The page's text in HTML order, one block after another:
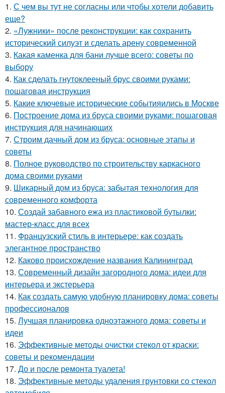
1. С чем вы тут не согласны или чтобы хотели добавить
еще?
2. «Лужники» после реконструкции: как сохранить
исторический силуэт и сделать арену современной
3. Какая каменка для бани лучше всего: советы по
выбору
4. Как сделать гнутоклееный брус своими руками:
пошаговая инструкция
5. Какие ключевые исторические событияились в Москве
6. Построение дома из бруса своими руками: пошаговая
инструкция для начинающих
7. Строим дачный дом из бруса: основные этапы и
советы
8. Полное руководство по строительству каркасного
дома своими руками
9. Шикарный дом из бруса: забытая технология для
современного комфорта
10. Создай забавного ежа из пластиковой бутылки:
мастер-класс для всех
11. Французский стиль в интерьере: как создать
элегантное пространство
12. Каково происхождение названия Калининград
13. Современный дизайн загородного дома: идеи для
интерьера и экстерьера
14. Как создать самую удобную планировку дома: советы
профессионалов
15. Лучшая планировка одноэтажного дома: советы и
идеи
16. Эффективные методы очистки стекол от краски:
советы и рекомендации
17. До и после ремонта туалета!
18. Эффективные методы удаления грунтовки со стекол